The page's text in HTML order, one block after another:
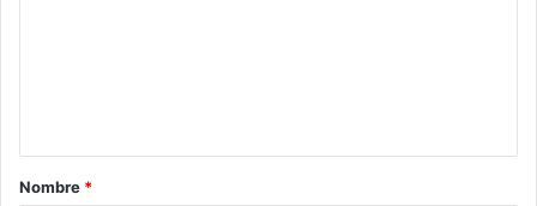
a
r
Nombre *